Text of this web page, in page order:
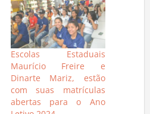
Escolas Estaduais
Maurício Freire e
Dinarte Mariz, estão
com suas matrículas
abertas para o Ano